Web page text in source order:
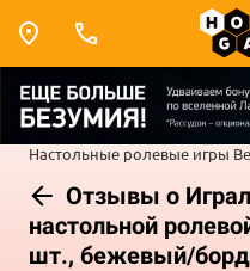
Настольные ролевые игры
Отзывы о
настольной
шт., бежевый/